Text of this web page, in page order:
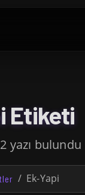
Etiketi
yazı bulundu
Ek-Yapi